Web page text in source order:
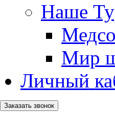
Наше
Мир
Личный
Заказать звонок